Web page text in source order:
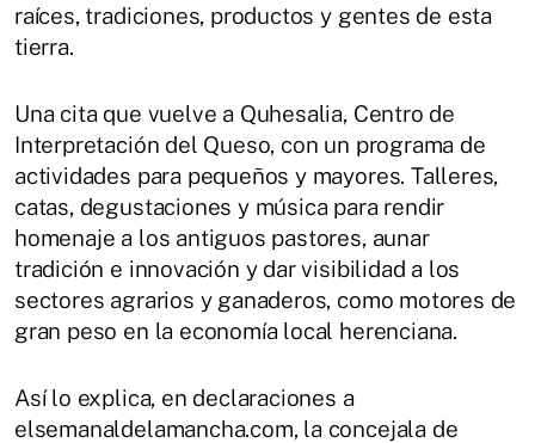
raíces, tradiciones, productos y gentes de esta
tierra.
Una cita que vuelve a Quhesalia, Centro de
Interpretación del Queso, con un programa de
actividades para pequeños y mayores. Talleres,
catas, degustaciones y música para rendir
homenaje a los antiguos pastores, aunar
tradición e innovación y dar visibilidad a los
sectores agrarios y ganaderos, como motores de
gran peso en la economía local herenciana.
Así lo explica, en declaraciones a
elsemanaldelamancha.com, la concejala de